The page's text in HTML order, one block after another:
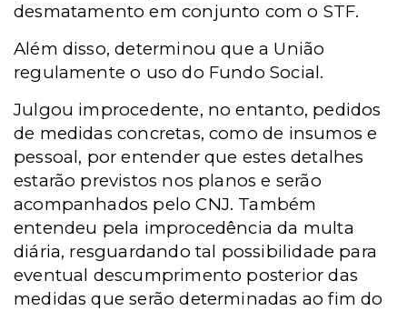
desmatamento em conjunto com o STF.
Além disso, determinou que a União
regulamente o uso do Fundo Social.
Julgou improcedente, no entanto, pedidos
de medidas concretas, como de insumos e
pessoal, por entender que estes detalhes
estarão previstos nos planos e serão
acompanhados pelo CNJ. Também
entendeu pela improcedência da multa
diária, resguardando tal possibilidade para
eventual descumprimento posterior das
medidas que serão determinadas ao fim do